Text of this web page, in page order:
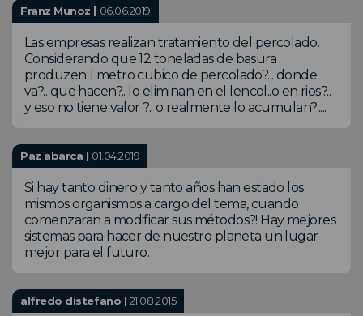
Franz Munoz | 06.06.2019
Las empresas realizan tratamiento del percolado.
Considerando que 12 toneladas de basura
produzen 1 metro cubico de percolado?... donde
va?.. que hacen?.. lo eliminan en el lencol..o en rios?..
y eso no tiene valor ?.. o realmente lo acumulan?.....
Paz abarca | 01.04.2019
Si hay tanto dinero y tanto años han estado los
mismos organismos a cargo del tema, cuando
comenzaran a modificar sus métodos?! Hay mejores
sistemas para hacer de nuestro planeta un lugar
mejor para el futuro.
alfredo distefano | 21.08.2015